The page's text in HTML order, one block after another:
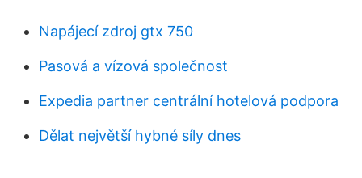
Napájecí zdroj gtx 750
Pasová a vízová společnost
Expedia partner centrální hotelová podpora
Dělat největší hybné síly dnes